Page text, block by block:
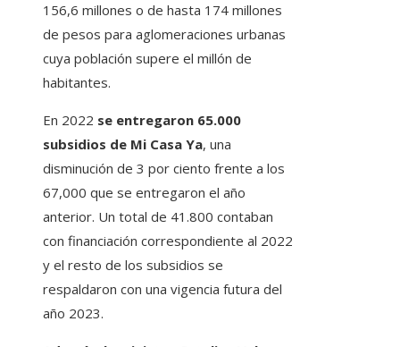
156,6 millones o de hasta 174 millones
de pesos para aglomeraciones urbanas
cuya población supere el millón de
habitantes.
En 2022 se entregaron 65.000
subsidios de Mi Casa Ya, una
disminución de 3 por ciento frente a los
67,000 que se entregaron el año
anterior. Un total de 41.800 contaban
con financiación correspondiente al 2022
y el resto de los subsidios se
respaldaron con una vigencia futura del
año 2023.